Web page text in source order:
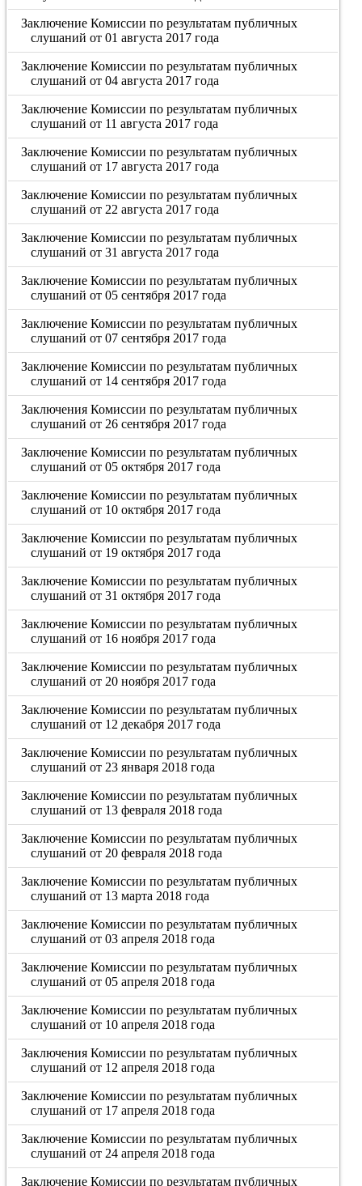
Заключение Комиссии по результатам публичных
слушаний от 01 августа 2017 года
Заключение Комиссии по результатам публичных
слушаний от 04 августа 2017 года
Заключение Комиссии по результатам публичных
слушаний от 11 августа 2017 года
Заключение Комиссии по результатам публичных
слушаний от 17 августа 2017 года
Заключение Комиссии по результатам публичных
слушаний от 22 августа 2017 года
Заключение Комиссии по результатам публичных
слушаний от 31 августа 2017 года
Заключение Комиссии по результатам публичных
слушаний от 05 сентября 2017 года
Заключение Комиссии по результатам публичных
слушаний от 07 сентября 2017 года
Заключение Комиссии по результатам публичных
слушаний от 14 сентября 2017 года
Заключения Комиссии по результатам публичных
слушаний от 26 сентября 2017 года
Заключение Комиссии по результатам публичных
слушаний от 05 октября 2017 года
Заключение Комиссии по результатам публичных
слушаний от 10 октября 2017 года
Заключение Комиссии по результатам публичных
слушаний от 19 октября 2017 года
Заключение Комиссии по результатам публичных
слушаний от 31 октября 2017 года
Заключение Комиссии по результатам публичных
слушаний от 16 ноября 2017 года
Заключение Комиссии по результатам публичных
слушаний от 20 ноября 2017 года
Заключение Комиссии по результатам публичных
слушаний от 12 декабря 2017 года
Заключение Комиссии по результатам публичных
слушаний от 23 января 2018 года
Заключение Комиссии по результатам публичных
слушаний от 13 февраля 2018 года
Заключение Комиссии по результатам публичных
слушаний от 20 февраля 2018 года
Заключение Комиссии по результатам публичных
слушаний от 13 марта 2018 года
Заключение Комиссии по результатам публичных
слушаний от 03 апреля 2018 года
Заключение Комиссии по результатам публичных
слушаний от 05 апреля 2018 года
Заключение Комиссии по результатам публичных
слушаний от 10 апреля 2018 года
Заключения Комиссии по результатам публичных
слушаний от 12 апреля 2018 года
Заключение Комиссии по результатам публичных
слушаний от 17 апреля 2018 года
Заключение Комиссии по результатам публичных
слушаний от 24 апреля 2018 года
Заключение Комиссии по результатам публичных